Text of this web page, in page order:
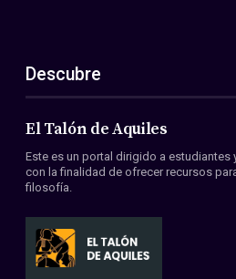
ES
EN
Acerca de nosotros
Miembros
Convenios
Descubre
El Talón de Aquiles
Este es un portal dirigido a
con la finalidad de ofrecer recursos
filosofía.